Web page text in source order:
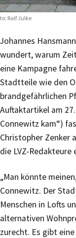
Ralf Julke
Johannes
wundert, warum
eine Kampagne
Stadtteile wie den
brandgefährlichen
Auftaktartikel am
Connewitz kam“)
Christopher Zenker
die LVZ-Redakteure
„Man könnte
Connewitz. Der
Menschen in Lofts
alternativen
zurecht. Es gibt